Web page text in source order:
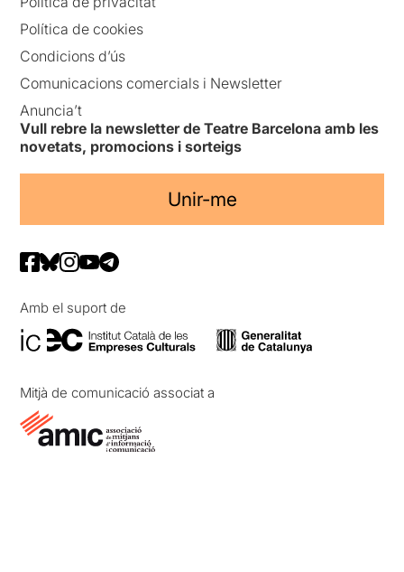
Política de cookies
Condicions d’ús
Comunicacions comercials i Newsletter
Anuncia’t
Vull rebre la newsletter de Teatre Barcelona amb les
novetats, promocions i sorteigs
Unir-me
Amb el suport de
Mitjà de comunicació associat a